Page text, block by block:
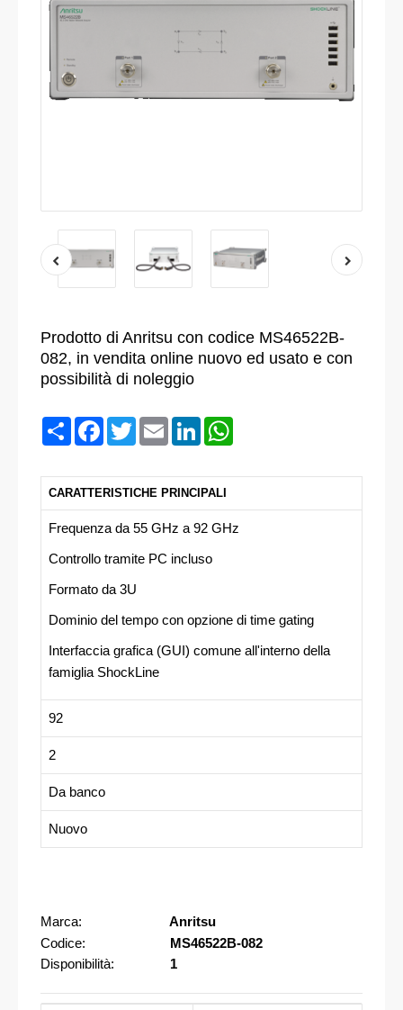
Prodotto di Anritsu con codice MS46522B-
082, in vendita online nuovo ed usato e con
possibilità di noleggio
CondividiFacebook
TwitterEmail LinkedIn
CARATTERISTICHE PRINCIPALI
Frequenza da 55 GHz a 92 GHz
Controllo tramite PC incluso
Formato da 3U
Dominio del tempo con opzione di time gating
Interfaccia grafica (GUI) comune all'interno della
famiglia ShockLine
92
2
Da banco
Nuovo
Marca:
Anritsu
Codice:
MS46522B-082
Disponibilità:
1